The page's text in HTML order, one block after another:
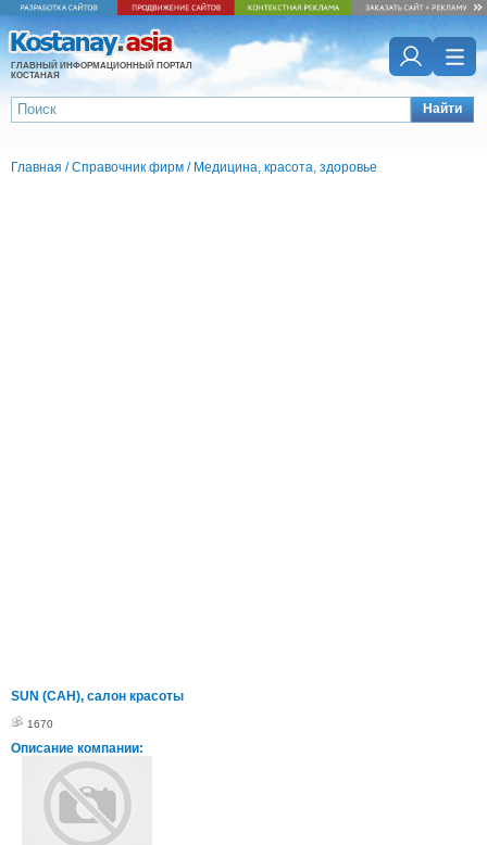
ГЛАВНЫЙ ИНФОРМАЦИОННЫЙ ПОРТАЛ
КОСТАНАЯ
Найти
Главная /Справочник фирм / Медицина, красота, здоровье
SUN (САН), салон красоты
1670
Описание компании: